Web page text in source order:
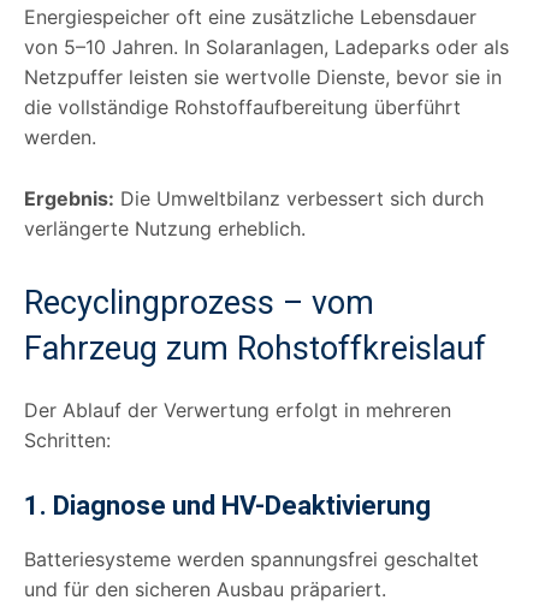
Energiespeicher oft eine zusätzliche Lebensdauer
von 5–10 Jahren. In Solaranlagen, Ladeparks oder als
Netzpuffer leisten sie wertvolle Dienste, bevor sie in
die vollständige Rohstoffaufbereitung überführt
werden.
Ergebnis: Die Umweltbilanz verbessert sich durch
verlängerte Nutzung erheblich.
Recyclingprozess – vom
Fahrzeug zum Rohstoffkreislauf
Der Ablauf der Verwertung erfolgt in mehreren
Schritten:
1. Diagnose und HV-Deaktivierung
Batteriesysteme werden spannungsfrei geschaltet
und für den sicheren Ausbau präpariert.